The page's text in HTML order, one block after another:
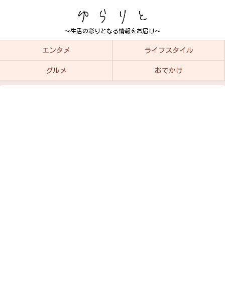
～生活の彩りとなる情報をお届け～
エンタメ ライフスタイル
グルメ おでかけ